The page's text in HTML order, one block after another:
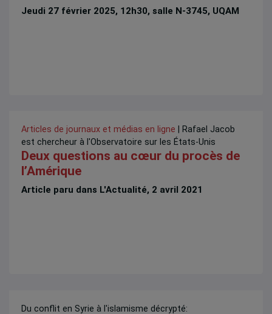
Jeudi 27 février 2025, 12h30, salle N-3745, UQAM
Articles de journaux et médias en ligne | Rafael Jacob
est chercheur à l'Observatoire sur les États-Unis
Deux questions au cœur du procès de
l’Amérique
Article paru dans L'Actualité, 2 avril 2021
Du conflit en Syrie à l'islamisme décrypté: